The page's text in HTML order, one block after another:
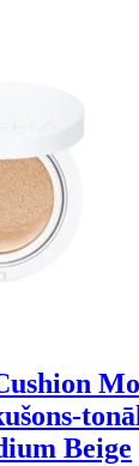
Beige